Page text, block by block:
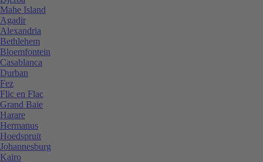
Mahe Island
Agadir
Alexandria
Bethlehem
Bloemfontein
Casablanca
Durban
Fez
Flic en Flac
Grand Baie
Harare
Hermanus
Hoedspruit
Johannesburg
Kairo